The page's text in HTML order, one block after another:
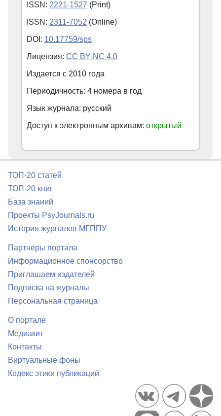
ISSN: 2221-1527 (Print)
ISSN: 2311-7052 (Online)
DOI: 10.17759/sps
Лицензия: CC BY-NC 4.0
Издается с 2010 года
Периодичность: 4 номера в год
Язык журнала: русский
Доступ к электронным архивам: открытый
ТОП-20 статей
ТОП-20 книг
База знаний
Проекты PsyJournals.ru
История журналов МГППУ
Партнеры портала
Информационное спонсорство
Приглашаем издателей
Подписка на журналы
Персональная страница
О портале
Медиакит
Контакты
Виртуальные фоны
Кодекс этики публикаций